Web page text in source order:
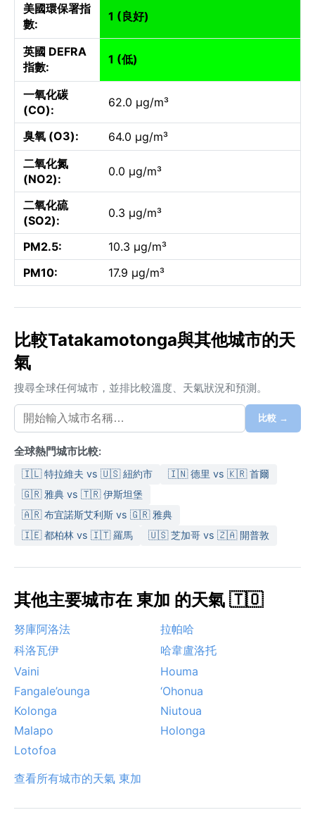
美國環保署指
數:
1 (良好)
英國 DEFRA
指數:
1 (低)
一氧化碳
(CO):
62.0 µg/m³
臭氧 (O3):
64.0 µg/m³
二氧化氮
(NO2):
0.0 µg/m³
二氧化硫
(SO2):
0.3 µg/m³
PM2.5:
10.3 µg/m³
PM10:
17.9 µg/m³
比較Tatakamotonga與其他城市的天
氣
搜尋全球任何城市，並排比較溫度、天氣狀況和預測。
比較 →
全球熱門城市比較:
🇮🇱 特拉維夫 vs 🇺🇸 紐約市
🇮🇳 德里 vs 🇰🇷 首爾
🇬🇷 雅典 vs 🇹🇷 伊斯坦堡
🇦🇷 布宜諾斯艾利斯 vs 🇬🇷 雅典
🇮🇪 都柏林 vs 🇮🇹 羅馬
🇺🇸 芝加哥 vs 🇿🇦 開普敦
其他主要城市在 東加 的天氣 🇹🇴
努庫阿洛法
拉帕哈
科洛瓦伊
哈韋盧洛托
Vaini
Houma
Fangale’ounga
‘Ohonua
Kolonga
Niutoua
Malapo
Holonga
Lotofoa
查看所有城市的天氣 東加